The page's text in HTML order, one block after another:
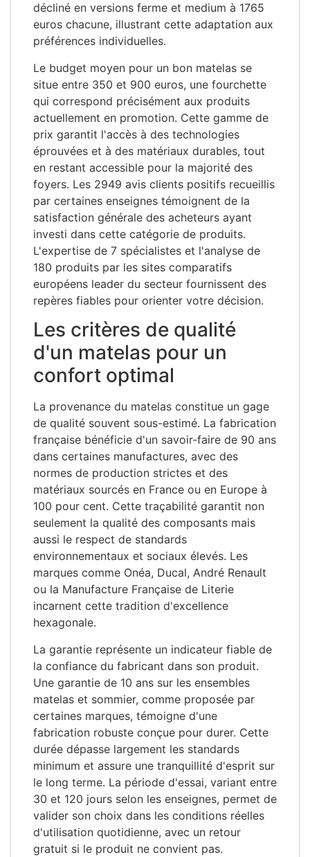
décliné en versions ferme et medium à 1765
euros chacune, illustrant cette adaptation aux
préférences individuelles.
Le budget moyen pour un bon matelas se
situe entre 350 et 900 euros, une fourchette
qui correspond précisément aux produits
actuellement en promotion. Cette gamme de
prix garantit l'accès à des technologies
éprouvées et à des matériaux durables, tout
en restant accessible pour la majorité des
foyers. Les 2949 avis clients positifs recueillis
par certaines enseignes témoignent de la
satisfaction générale des acheteurs ayant
investi dans cette catégorie de produits.
L'expertise de 7 spécialistes et l'analyse de
180 produits par les sites comparatifs
européens leader du secteur fournissent des
repères fiables pour orienter votre décision.
Les critères de qualité
d'un matelas pour un
confort optimal
La provenance du matelas constitue un gage
de qualité souvent sous-estimé. La fabrication
française bénéficie d'un savoir-faire de 90 ans
dans certaines manufactures, avec des
normes de production strictes et des
matériaux sourcés en France ou en Europe à
100 pour cent. Cette traçabilité garantit non
seulement la qualité des composants mais
aussi le respect de standards
environnementaux et sociaux élevés. Les
marques comme Onéa, Ducal, André Renault
ou la Manufacture Française de Literie
incarnent cette tradition d'excellence
hexagonale.
La garantie représente un indicateur fiable de
la confiance du fabricant dans son produit.
Une garantie de 10 ans sur les ensembles
matelas et sommier, comme proposée par
certaines marques, témoigne d'une
fabrication robuste conçue pour durer. Cette
durée dépasse largement les standards
minimum et assure une tranquillité d'esprit sur
le long terme. La période d'essai, variant entre
30 et 120 jours selon les enseignes, permet de
valider son choix dans les conditions réelles
d'utilisation quotidienne, avec un retour
gratuit si le produit ne convient pas.